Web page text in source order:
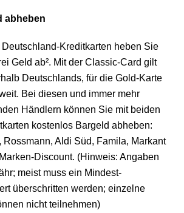
abheben
Deutschland-Kreditkarten heben Sie
Geld ab². Mit der Classic-Card gilt
Deutschlands, für die Gold-Karte
Bei diesen und immer mehr
Händlern können Sie mit beiden
kostenlos Bargeld abheben:
Rossmann, Aldi Süd, Famila, Markant
Discount. (Hinweis: Angaben
meist muss ein Mindest-
überschritten werden; einzelne
nicht teilnehmen)